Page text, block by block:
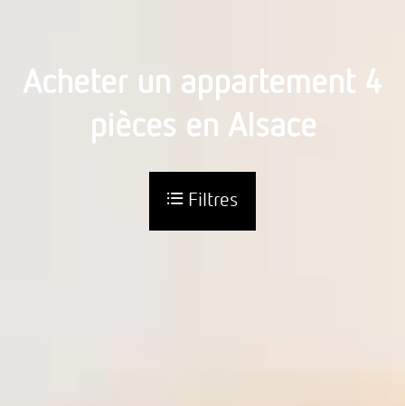
Acheter un appartement 4
pièces en Alsace
Filtres